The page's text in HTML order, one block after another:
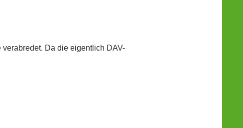
Da die eigentlich DAV-